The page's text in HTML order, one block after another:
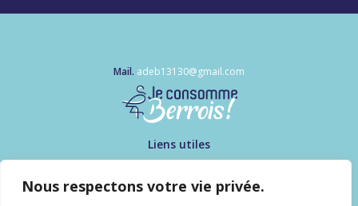
Nous respectons votre vie privée.
Mail. adeb13130@gmail.com
Liens utiles
Mon compte
Contactez-nous !